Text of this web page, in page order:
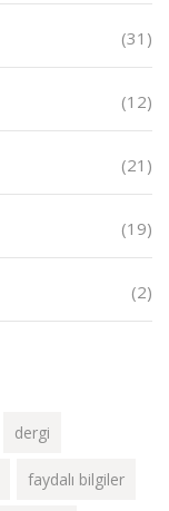
(31)
(12)
(21)
(19)
(2)
dergi
faydalı bilgiler